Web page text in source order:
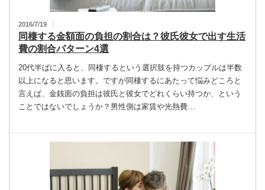
2016/7/19
同棲する金額面の負担の割合は？彼氏彼女で出す生活
費の割合パターン4選
20代半ばに入ると、同棲するという選択肢を持つカップルは半数
以上になると思います。ですが同棲するにあたって悩みどころと
言えば、金銭面の負担は彼氏と彼女でどれくらい持つか、という
ことではないでしょうか？男性側は家賃や光熱費…